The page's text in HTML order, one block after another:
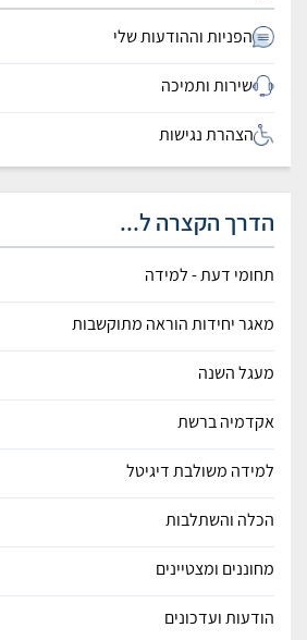
הפניות וההודעות שלי
שירות ותמיכה
הצהרת נגישות
הדרך הקצרה ל...
תחומי דעת - למידה
מאגר יחידות הוראה מתוקשבות
מעגל השנה
אקדמיה ברשת
למידה משולבת דיגיטל
הכלה והשתלבות
מחוננים ומצטיינים
הודעות ועדכונים